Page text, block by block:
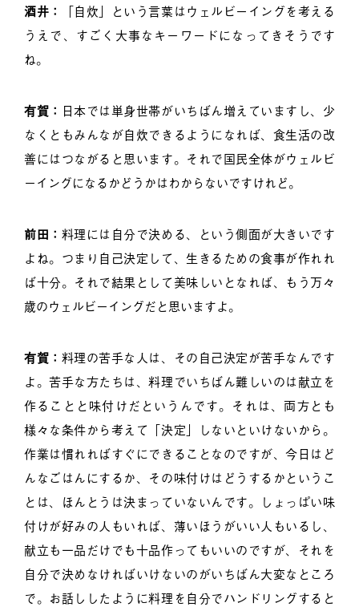
酒井：
「自炊」という言葉はウェルビーイングを考える
うえで、すごく大事なキーワードになってきそうです
ね。
有賀： 日本では単身世帯がいちばん増えていますし、少
なくともみんなが自炊できるようになれば、食生活の改
善にはつながると思います。それで国民全体がウェルビ
ーイングになるかどうかはわからないですけれど。
前田： 料理には自分で決める、という側面が大きいです
よね。つまり自己決定して、生きるための食事が作れれ
ば十分。それで結果として美味しいとなれば、もう万々
歳のウェルビーイングだと思いますよ。
有賀： 料理の苦手な人は、その自己決定が苦手なんです
よ。苦手な方たちは、料理でいちばん難しいのは献立を
作ることと味付けだというんです。それは、両方とも
様々な条件から考えて「決定」しないといけないから。
作業は慣れればすぐにできることなのですが、今日はど
んなごはんにするか、その味付けはどうするかというこ
とは、ほんとうは決まっていないんです。しょっぱい味
付けが好みの人もいれば、薄いほうがいい人もいるし、
献立も一品だけでも十品作ってもいいのですが、それを
自分で決めなければいけないのがいちばん大変なところ
で。お話ししたように料理を自分でハンドリングすると